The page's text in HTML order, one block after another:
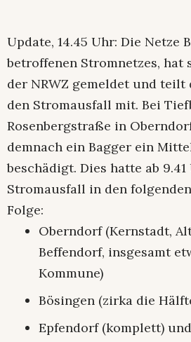
Update, 14.45 Uhr: Die Netze
betroffenen Stromnetzes, hat
der NRWZ gemeldet und
den Stromausfall mit. Bei
Rosenbergstraße in
demnach ein Bagger ein
beschädigt. Dies hatte ab
Stromausfall in den
Folge:
Oberndorf (Kernstadt,
Beffendorf, insgesamt
Kommune)
Bösingen (zirka die
Epfendorf (komplett) und